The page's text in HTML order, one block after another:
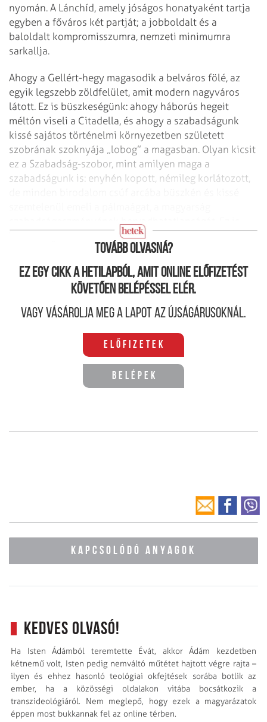
nyomán. A Lánc­híd, amely jóságos honatyaként tartja
egyben a főváros két partját; a jobboldalt és a
baloldalt kompromisszumra, nemzeti minimumra
sarkallja.
Ahogy a Gellért-hegy magasodik a belváros fölé, az
egyik legszebb zöldfelület, amit modern nagyváros
látott. Ez is büszkeségünk: ahogy háborús hegeit
méltón viseli a Citadella, és ahogy a szabadságunk
kissé sajátos történelmi környezetben született
szobrának szoknyája „lobog” a magasban. Olyan kicsit
ez a Szabadság-szobor, mint amilyen maga a
szabadságunk is: enyhén kopott, némileg korlátozott,
Tovább olvasná?
Ez egy cikk a hetilapból, amit online előfizetést
követően belépéssel elér.
Vagy vásárolja meg a lapot az újságárusoknál.
Előfizetek
Belépek
KAPCSOLÓDÓ ANYAGOK
Kedves Olvasó!
Ha Isten Ádámból teremtette Évát, akkor Ádám kezdetben
kétnemű volt, Isten pedig nemváltó műtétet hajtott végre rajta –
ilyen és ehhez hasonló teológiai okfejtések sorába botlik az
ember, ha a közösségi oldalakon vitába bocsátkozik a
transzideológiáról. Nem meglepő, hogy ezek a magyarázatok
éppen most bukkannak fel az online térben.